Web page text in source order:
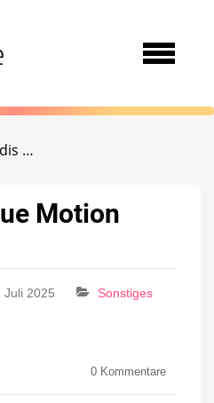
Quo Vadis Hue Motion Sensor?
Motion
Juli 2025 Sonstiges
0 Kommentare